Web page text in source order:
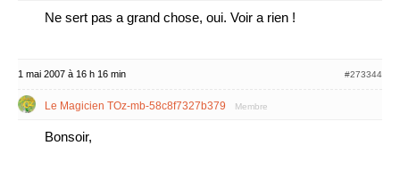
Ne sert pas a grand chose, oui. Voir a rien !
1 mai 2007 à 16 h 16 min #273344
Le Magicien TOz-mb-58c8f7327b379 Membre
Bonsoir,